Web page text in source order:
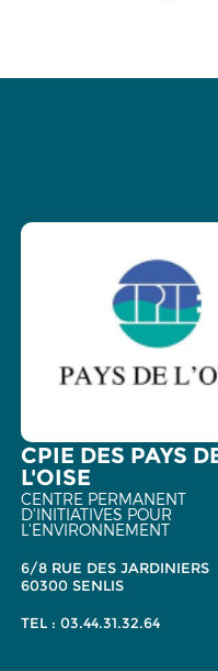
CPIE DES PAYS
L'OISE
CENTRE PERMANENT
D'INITIATIVES POUR
L'ENVIRONNEMENT
6/8 RUE DES JARDINIERS
60300 SENLIS
TEL : 03.44.31.32.64